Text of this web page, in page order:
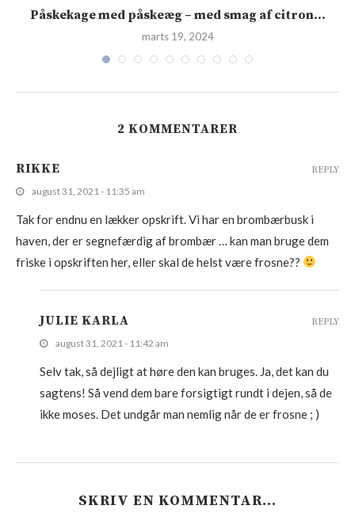
Påskekage med påskeæg – med smag af citron...
marts 19, 2024
2 KOMMENTARER
RIKKE
august 31, 2021 - 11:35 am
Tak for endnu en lækker opskrift. Vi har en brombærbusk i
haven, der er segnefærdig af brombær … kan man bruge dem
friske i opskriften her, eller skal de helst være frosne??
REPLY
JULIE KARLA
august 31, 2021 - 11:42 am
Selv tak, så dejligt at høre den kan bruges. Ja, det kan du
sagtens! Så vend dem bare forsigtigt rundt i dejen, så de
ikke moses. Det undgår man nemlig når de er frosne ; )
REPLY
SKRIV EN KOMMENTAR…